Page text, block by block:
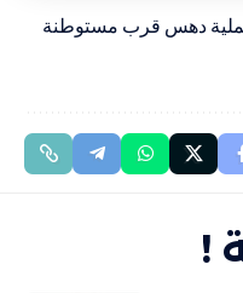
عملية دهس قرب مستوطنة
!